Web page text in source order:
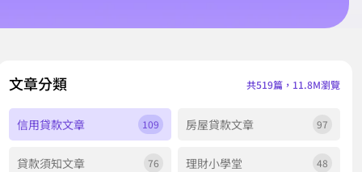
文章分類 共519篇，11.8M瀏覽
信用貸款文章 109 房屋貸款文章 97
貸款須知文章 76 理財小學堂 48